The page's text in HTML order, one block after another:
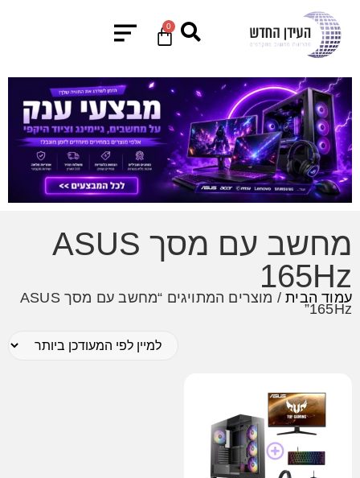
0
מחשב עם מסך ASUS
165Hz
עמוד הבית / מוצרים המתויגים “מחשב עם מסך ASUS
165Hz”